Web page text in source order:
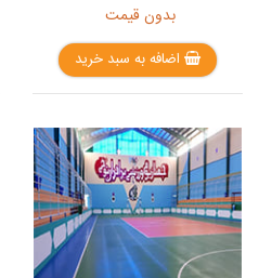
بدون قیمت
اضافه به سبد خرید